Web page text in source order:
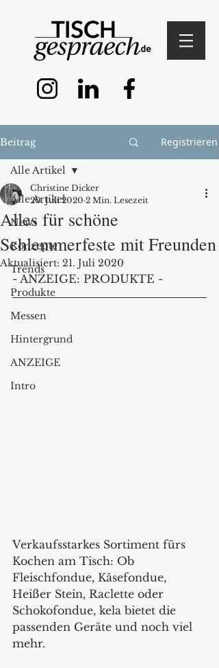
Beitrag Registrieren
Alle Artikel
News
Konzepte
Trends
Produkte
Messen
Hintergrund
ANZEIGE
Intro
Alle Artikel
Alles für schöne
Schlemmerfeste mit Freunden
Christine Dicker
20. Juli 2020 2 Min. Lesezeit
Aktualisiert: 21. Juli 2020
- ANZEIGE: PRODUKTE -
Verkaufsstarkes Sortiment fürs
Kochen am Tisch: Ob
Fleischfondue, Käsefondue,
Heißer Stein, Raclette oder
Schokofondue, kela bietet die
passenden Geräte und noch viel
mehr.